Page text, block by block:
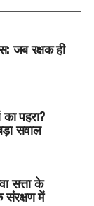
जब रक्षक ही
पहरा?
सवाल
सत्ता के
संरक्षण में